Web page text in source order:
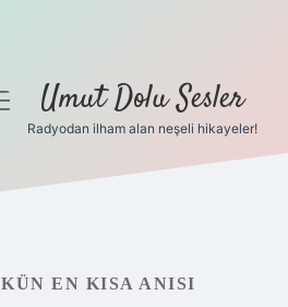
Umut Dolu Sesler
Radyodan ilham alan neşeli hikayeler!
EN KISA ANISI